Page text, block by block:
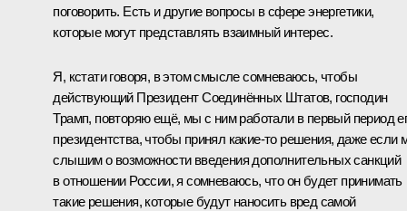
поговорить. Есть и другие вопросы в сфере энергетики,
которые могут представлять взаимный интерес.
Я, кстати говоря, в этом смысле сомневаюсь, чтобы
действующий Президент Соединённых Штатов, господин
Трамп, повторяю ещё, мы с ним работали в первый период
президентства, чтобы принял какие-то решения, даже если
слышим о возможности введения дополнительных санкций
в отношении России, я сомневаюсь, что он будет принимать
такие решения, которые будут наносить вред самой